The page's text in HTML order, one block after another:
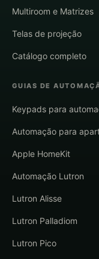
Multiroom e Matrizes
Telas de projeção
Catálogo completo
GUIAS DE
Keypads para
Automação para
Apple HomeKit
Automação Lutron
Lutron Alisse
Lutron Palladiom
Lutron Pico